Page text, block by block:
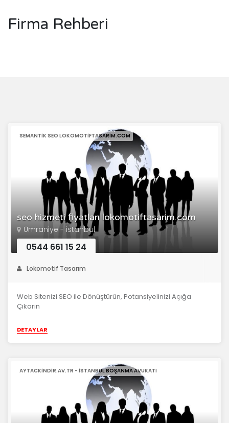
Firma Rehberi
seo hizmeti fiyatları lokomotiftasarim.com
SEMANTIK SEO LOKOMOTIFTASARIM.COM
Ümraniye - istanbul
0544 661 15 24
Lokomotif Tasarım
Web Sitenizi SEO ile Dönüştürün, Potansiyelinizi Açığa
Çıkarın
DETAYLAR
AYTACKINDIR.AV.TR - ISTANBUL BOŞANMA AVUKATI